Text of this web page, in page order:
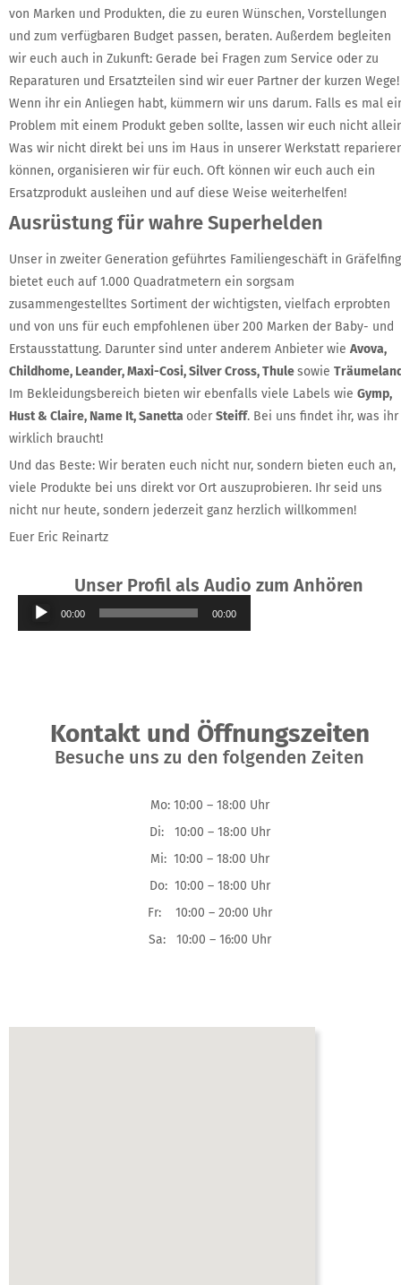
von Marken und Produkten, die zu euren Wünschen, Vorstellungen
und zum verfügbaren Budget passen, beraten. Außerdem begleiten
wir euch auch in Zukunft: Gerade bei Fragen zum Service oder zu
Reparaturen und Ersatzteilen sind wir euer Partner der kurzen Wege!
Wenn ihr ein Anliegen habt, kümmern wir uns darum. Falls es mal
Problem mit einem Produkt geben sollte, lassen wir euch nicht
Was wir nicht direkt bei uns im Haus in unserer Werkstatt
können, organisieren wir für euch. Oft können wir euch auch ein
Ersatzprodukt ausleihen und auf diese Weise weiterhelfen!
Ausrüstung für wahre Superhelden
Unser in zweiter Generation geführtes Familiengeschäft in Gräfelfing
bietet euch auf 1.000 Quadratmetern ein sorgsam
zusammengestelltes Sortiment der wichtigsten, vielfach erprobten
und von uns für euch empfohlenen über 200 Marken der Baby- und
Erstausstattung. Darunter sind unter anderem Anbieter wie Avova,
Childhome, Leander, Maxi-Cosi, Silver Cross, Thulesowie
Im Bekleidungsbereich bieten wir ebenfalls viele Labels wie Gymp,
Hust & Claire, Name It, Sanetta oderSteiff. Bei uns findet ihr, was ihr
wirklich braucht!
Und das Beste: Wir beraten euch nicht nur, sondern bieten euch an,
viele Produkte bei uns direkt vor Ort auszuprobieren. Ihr seid uns
nicht nur heute, sondern jederzeit ganz herzlich willkommen!
Euer Eric Reinartz
Unser Profil als Audio zum Anhören
Audio-
Player
00:00 00:00
Kontakt und Öffnungszeiten
Besuche uns zu den folgenden Zeiten
Mo: 10:00 – 18:00 Uhr
Di: 10:00 – 18:00 Uhr
Mi: 10:00 – 18:00 Uhr
Do: 10:00 – 18:00 Uhr
Fr: 10:00 – 20:00 Uhr
Sa: 10:00 – 16:00 Uhr